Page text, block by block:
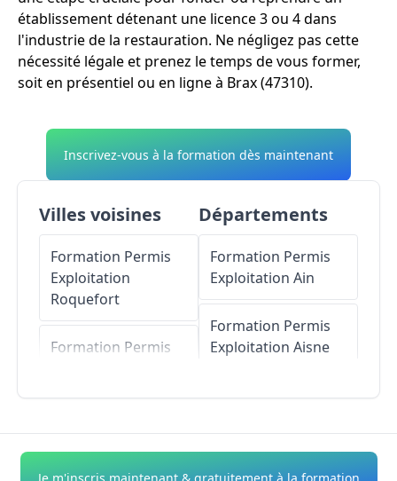
établissement détenant une licence 3 ou 4 dans
l'industrie de la restauration. Ne négligez pas cette
nécessité légale et prenez le temps de vous former,
soit en présentiel ou en ligne à Brax (47310).
Inscrivez-vous à la formation dès maintenant
Villes voisines
Formation Permis
Exploitation
Roquefort
Formation Permis
Formation Permis
Départements
Formation Permis
Exploitation Ain
Formation Permis
Exploitation Aisne
Formation Permis
Je m'inscris maintenant & gratuitement à la formation